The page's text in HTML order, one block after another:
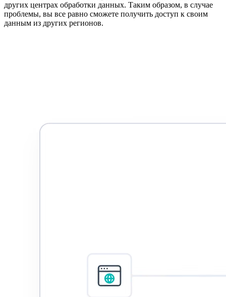
других центрах обработки данных. Таким образом, в случае
проблемы, вы все равно сможете получить доступ к своим
данным из других регионов.